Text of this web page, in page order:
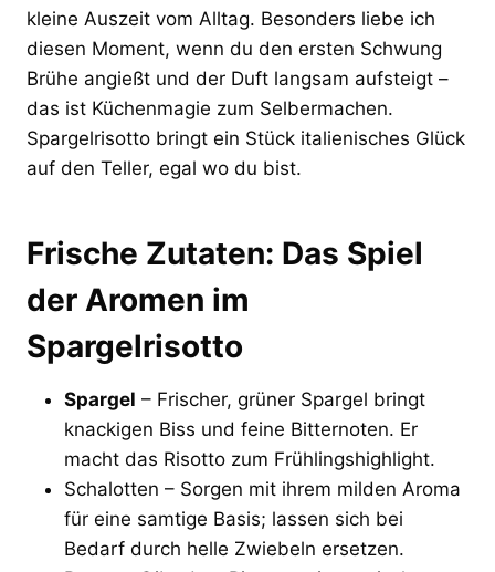
kleine Auszeit vom Alltag. Besonders liebe ich
diesen Moment, wenn du den ersten Schwung
Brühe angießt und der Duft langsam aufsteigt –
das ist Küchenmagie zum Selbermachen.
Spargelrisotto bringt ein Stück italienisches Glück
auf den Teller, egal wo du bist.
Frische Zutaten: Das Spiel
der Aromen im
Spargelrisotto
Spargel – Frischer, grüner Spargel bringt
knackigen Biss und feine Bitternoten. Er
macht das Risotto zum Frühlingshighlight.
Schalotten – Sorgen mit ihrem milden Aroma
für eine samtige Basis; lassen sich bei
Bedarf durch helle Zwiebeln ersetzen.